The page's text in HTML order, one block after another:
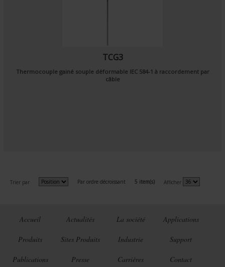
TCG3
Thermocouple gainé souple déformable IEC 584-1 à raccordement par
câble
Trier par Par ordre décroissant 5 item(s) Afficher
Accueil Actualités La société Applications
Produits Sites Produits Industrie Support
Publications Presse Carrières Contact